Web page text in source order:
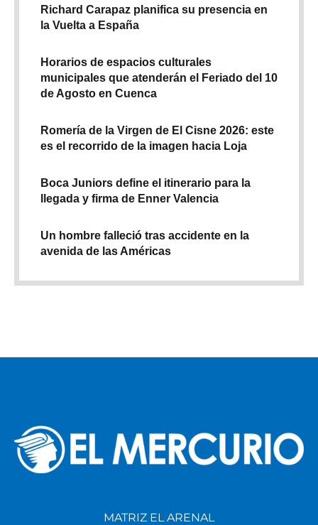
Richard Carapaz planifica su presencia en
la Vuelta a España
Horarios de espacios culturales
municipales que atenderán el Feriado del 10
de Agosto en Cuenca
Romería de la Virgen de El Cisne 2026: este
es el recorrido de la imagen hacia Loja
Boca Juniors define el itinerario para la
llegada y firma de Enner Valencia
Un hombre falleció tras accidente en la
avenida de las Américas
MATRIZ EL ARENAL